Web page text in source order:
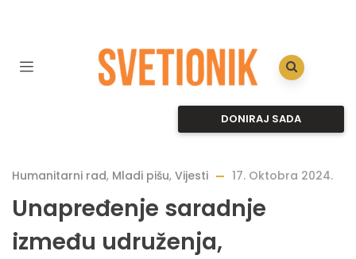
DONIRAJ SADA
Humanitarni rad, Mladi pišu, Vijesti 17. Oktobra 2024.
Unapređenje saradnje
između udruženja,